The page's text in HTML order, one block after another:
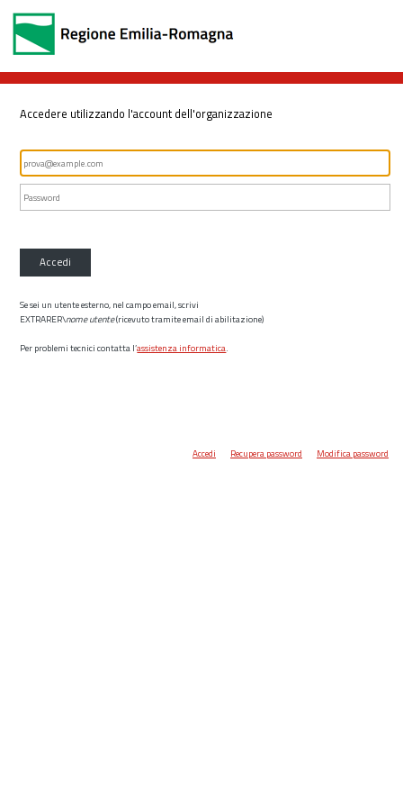
Accedere utilizzando l'account dell'organizzazione
Accedi
Se sei un utente esterno, nel campo email, scrivi
EXTRARER\nome utente(ricevuto tramite email di abilitazione)
Per problemi tecnici contatta l’assistenza informatica.
Accedi Recupera password Modifica password